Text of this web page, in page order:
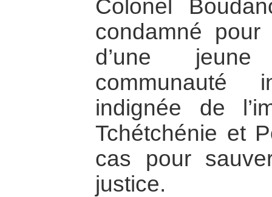
Colonel
condamné
d’une
communauté
indignée de
Tchétchénie et
cas pour
justice.